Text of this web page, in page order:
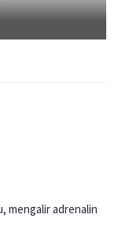
mengalir adrenalin